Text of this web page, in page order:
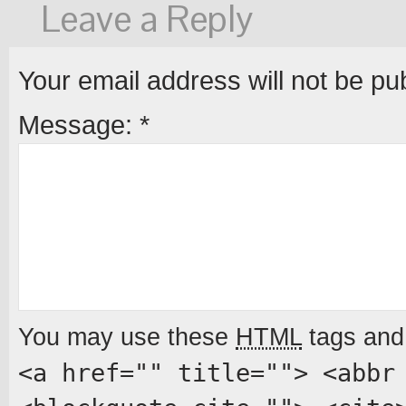
Leave a Reply
Your email address will not be
Message: *
You may use these HTMLtags
<a href="" title="">